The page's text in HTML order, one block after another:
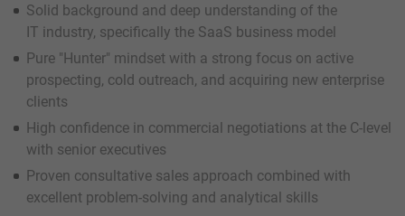
Solid background and deep understanding of the
IT industry, specifically the SaaS business model
Pure "Hunter" mindset with a strong focus on active
prospecting, cold outreach, and acquiring new enterprise
clients
High confidence in commercial negotiations at the C-level
with senior executives
Proven consultative sales approach combined with
excellent problem-solving and analytical skills